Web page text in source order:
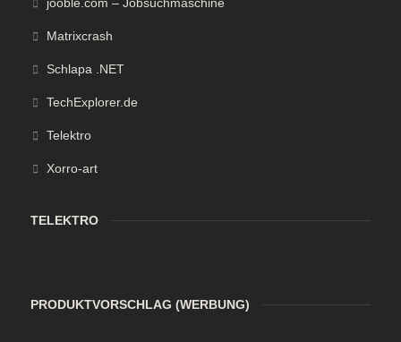
Matrixcrash
Schlapa .NET
TechExplorer.de
Telektro
Xorro-art
TELEKTRO
PRODUKTVORSCHLAG (WERBUNG)